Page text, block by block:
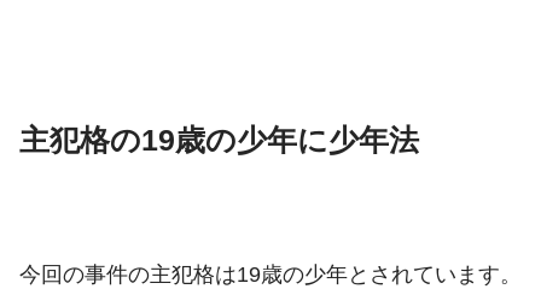
主犯格の19歳の少年に少年法
今回の事件の主犯格は19歳の少年とされています。